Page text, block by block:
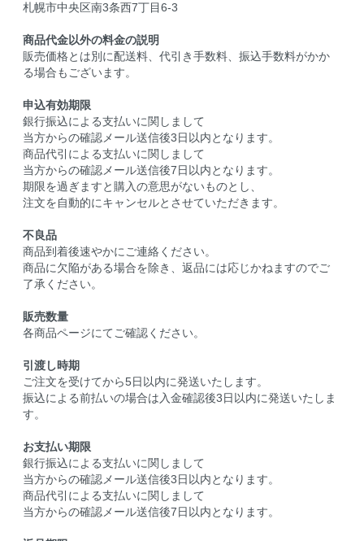
札幌市中央区南3条西7丁目6-3
商品代金以外の料金の説明
販売価格とは別に配送料、代引き手数料、振込手数料がかか
る場合もございます。
申込有効期限
銀行振込による支払いに関しまして
当方からの確認メール送信後3日以内となります。
商品代引による支払いに関しまして
当方からの確認メール送信後7日以内となります。
期限を過ぎますと購入の意思がないものとし、
注文を自動的にキャンセルとさせていただきます。
不良品
商品到着後速やかにご連絡ください。
商品に欠陥がある場合を除き、返品には応じかねますのでご
了承ください。
販売数量
各商品ページにてご確認ください。
引渡し時期
ご注文を受けてから5日以内に発送いたします。
振込による前払いの場合は入金確認後3日以内に発送いたしま
す。
お支払い期限
銀行振込による支払いに関しまして
当方からの確認メール送信後3日以内となります。
商品代引による支払いに関しまして
当方からの確認メール送信後7日以内となります。